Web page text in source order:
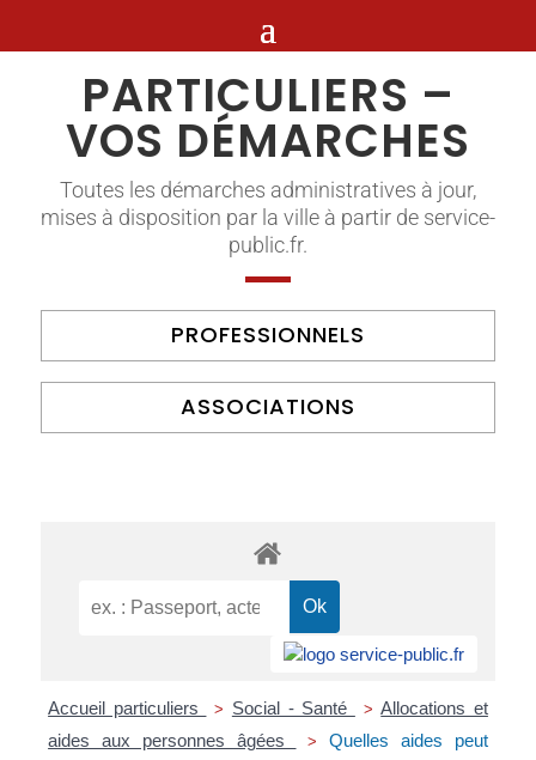
PARTICULIERS –
VOS DÉMARCHES
Toutes les démarches administratives à jour,
mises à disposition par la ville à partir de service-
public.fr.
PROFESSIONNELS
ASSOCIATIONS
Accueil particuliers > Social - Santé > Allocations et
aides aux personnes âgées
>
Quelles aides peut